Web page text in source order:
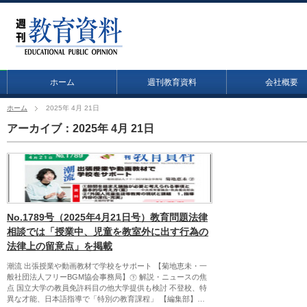
ホーム 週刊教育資料 会社概要
ホーム 2025年 4月 21日
アーカイブ：2025年 4月 21日
No.1789号（2025年4月21日号）教育問題法律
相談では「授業中、児童を教室外に出す行為の
法律上の留意点」を掲載
潮流 出張授業や動画教材で学校をサポート 【菊地恵未・一
般社団法人フリーBGM協会事務局】㊦ 解説・ニュースの焦
点 国立大学の教員免許科目の他大学提供も検討 不登校、特
異な才能、日本語指導で「特別の教育課程」 【編集部】…